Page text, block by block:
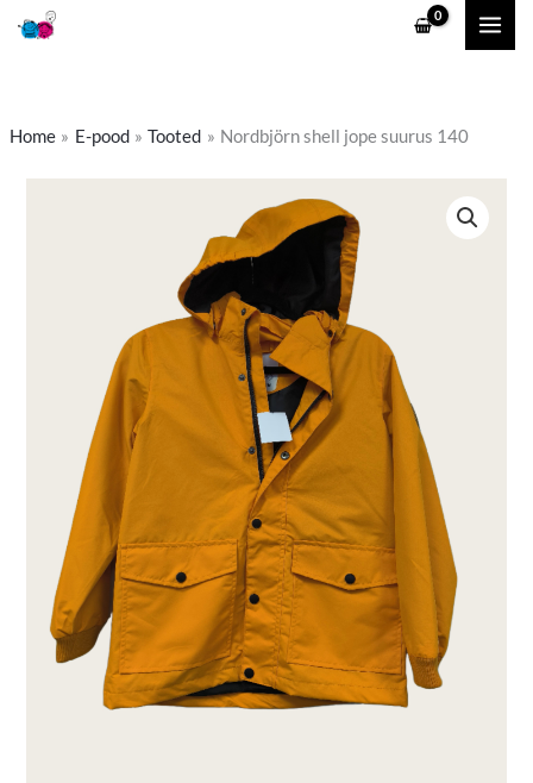
Skip
Home E-pood Tooted Nordbjörn shell jope suurus 140